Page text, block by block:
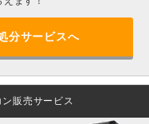
分サービスへ
販売サービス